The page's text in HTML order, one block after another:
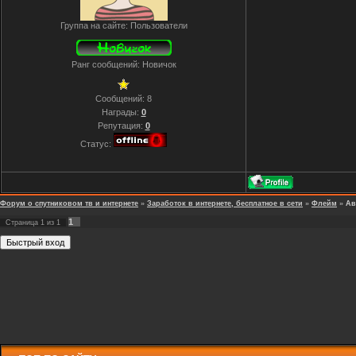
Группа на сайте: Пользователи
Ранг сообщений: Новичок
Сообщений: 8
Награды: 0
Репутация: 0
Статус:
Форум о спутниковом тв и интернете » Заработок в интернете, бесплатное в сети » Флейм »
Страница 1 из 1
1